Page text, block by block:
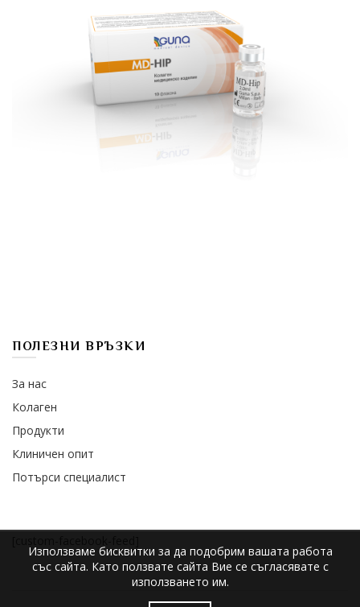
ПОЛЕЗНИ ВРЪЗКИ
За нас
Колаген
Продукти
Клиничен опит
Потърси специалист
Използваме бисквитки за да подобрим вашата работа
със сайта. Като ползвате сайта Вие се съгласявате с
използването им.